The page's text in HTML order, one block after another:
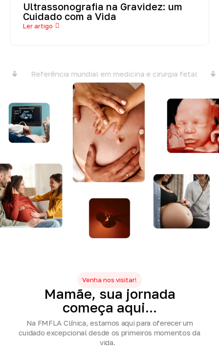
Ultrassonografia na Gravidez: um
Cuidado com a Vida
Ler artigo
Referência mundial em medicina e cirurgia fetal
Venha nos visitar!
Mamãe, sua jornada
começa aqui...
Na FMFLA Clínica, estamos aqui para oferecer um
cuidado excepcional desde os primeiros momentos da
vida.